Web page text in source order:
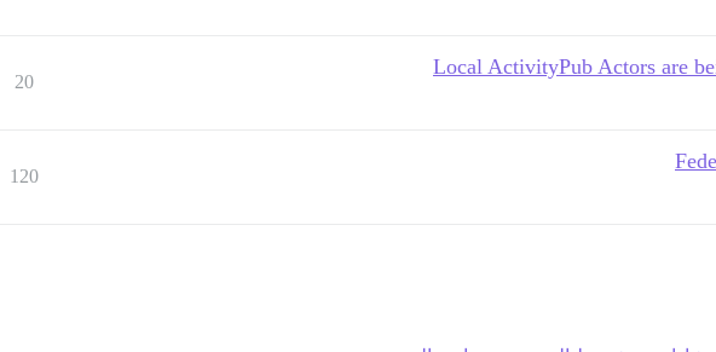
Local ActivityPub Actors are
20
120